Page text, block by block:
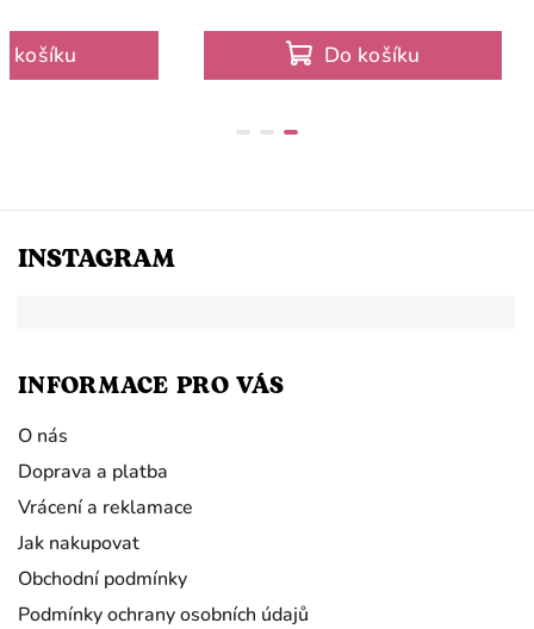
košíku
Jedinečné jsou
Do košíku
vodítko a jedná se tudíž o základní
výbavu
INSTAGRAM
INFORMACE PRO VÁS
O nás
Doprava a platba
Vrácení a reklamace
Jak nakupovat
Obchodní podmínky
Podmínky ochrany osobních údajů